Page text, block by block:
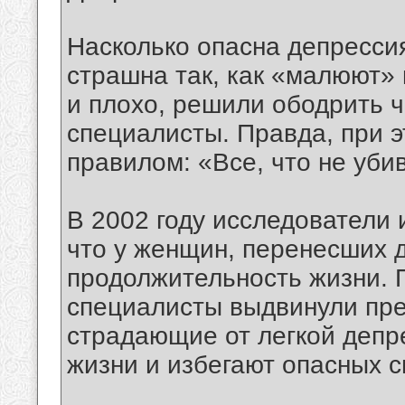
Насколько опасна
страшна так, как
и плохо, решили ободрить
специалисты. Правда, при
правилом: «Все, что не
В 2002 году
что у женщин, перенесших
продолжительность
специалисты выдвинули
страдающие от легкой
жизни и избегают опасных